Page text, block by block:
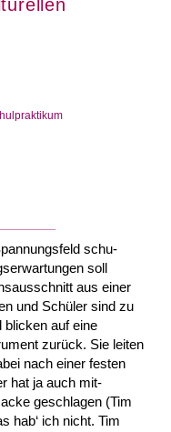
schu­
soll
aus einer
und Schüler sind zu
bli­cken auf eine
zurück. Sie leiten
nach einer festen
hat ja auch mit­
geschlagen (Tim
hab‘ ich nicht. Tim